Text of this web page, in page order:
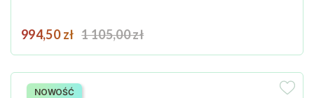
Cena
994,50 zł Cena podstawowa
1 105,00 zł
NOWOŚĆ